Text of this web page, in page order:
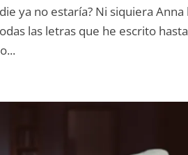
ya no estaría? Ni siquiera Anna
las letras que he escrito hasta